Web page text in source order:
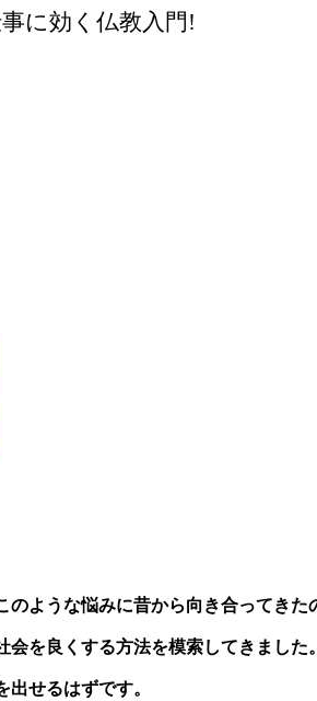
に効く仏教入門!
のような悩みに昔から向き合ってきた
会を良くする方法を模索してきました
せるはずです。